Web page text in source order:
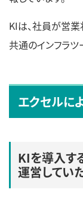
KIは、社員が営
共通のインフラツ
エクセルに
KIを導入す
運営してい